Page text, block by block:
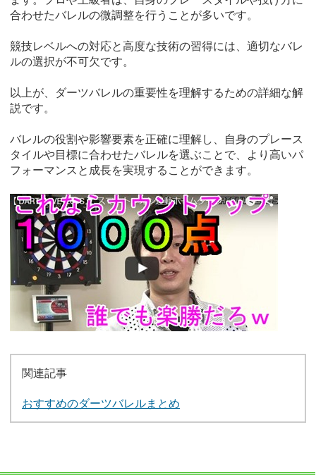
合わせたバレルの微調整を行うことが多いです。
競技レベルへの対応と高度な技術の習得には、適切なバレ
ルの選択が不可欠です。
以上が、ダーツバレルの重要性を理解するための詳細な解
説です。
バレルの役割や影響要素を正確に理解し、自身のプレース
タイルや目標に合わせたバレルを選ぶことで、より高いパ
フォーマンスと成長を実現することができます。
関連記事
おすすめのダーツバレルまとめ